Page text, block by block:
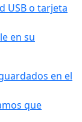
USB o tarjeta
en su
en el
que